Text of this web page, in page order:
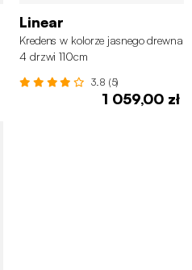
Linear
Kredens w kolorze jasnego drewna
4 drzwi 110cm
3.8 (5)
1 059,00 zł